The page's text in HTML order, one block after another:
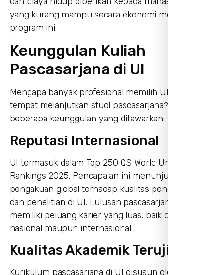
yang kurang mampu secara ekonomi melalui
program ini.
Keunggulan Kuliah
Pascasarjana di UI
Mengapa banyak profesional memilih UI sebagai
tempat melanjutkan studi pascasarjana? Berikut
beberapa keunggulan yang ditawarkan:
Reputasi Internasional
UI termasuk dalam Top 250 QS World University
Rankings 2025. Pencapaian ini menunjukkan
pengakuan global terhadap kualitas pendidikan
dan penelitian di UI. Lulusan pascasarjana UI
memiliki peluang karier yang luas, baik di tingkat
nasional maupun internasional.
Kualitas Akademik Teruji
Kurikulum pascasarjana di UI disusun oleh para